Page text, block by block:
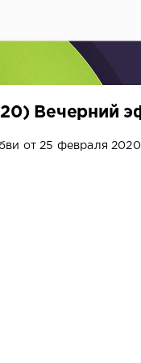
Вечерний
от 25 февраля 2020